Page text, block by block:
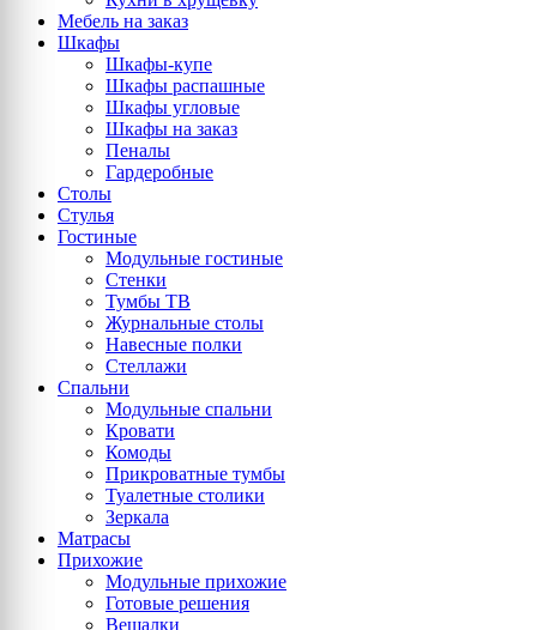
Мебель на заказ
Шкафы
Шкафы-купе
Шкафы распашные
Шкафы угловые
Шкафы на заказ
Пеналы
Гардеробные
Столы
Стулья
Гостиные
Модульные гостиные
Стенки
Тумбы ТВ
Журнальные столы
Навесные полки
Стеллажи
Спальни
Модульные спальни
Кровати
Комоды
Прикроватные тумбы
Туалетные столики
Зеркала
Матрасы
Прихожие
Модульные прихожие
Готовые решения
Вешалки